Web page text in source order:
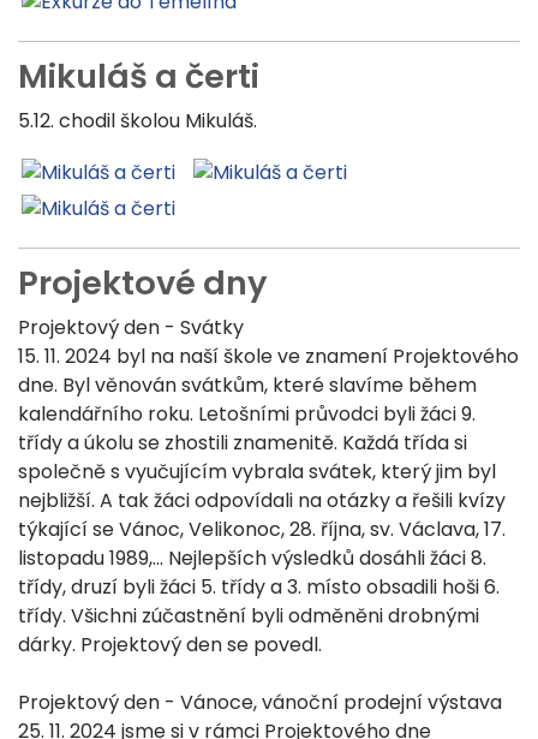
Mikuláš a čerti
5.12. chodil školou Mikuláš.
Projektové dny
Projektový den - Svátky
15. 11. 2024 byl na naší škole ve znamení Projektového
dne. Byl věnován svátkům, které slavíme během
kalendářního roku. Letošními průvodci byli žáci 9.
třídy a úkolu se zhostili znamenitě. Každá třída si
společně s vyučujícím vybrala svátek, který jim byl
nejbližší. A tak žáci odpovídali na otázky a řešili kvízy
týkající se Vánoc, Velikonoc, 28. října, sv. Václava, 17.
listopadu 1989,... Nejlepších výsledků dosáhli žáci 8.
třídy, druzí byli žáci 5. třídy a 3. místo obsadili hoši 6.
třídy. Všichni zúčastnění byli odměněni drobnými
dárky. Projektový den se povedl.
Projektový den - Vánoce, vánoční prodejní výstava
25. 11. 2024 jsme si v rámci Projektového dne